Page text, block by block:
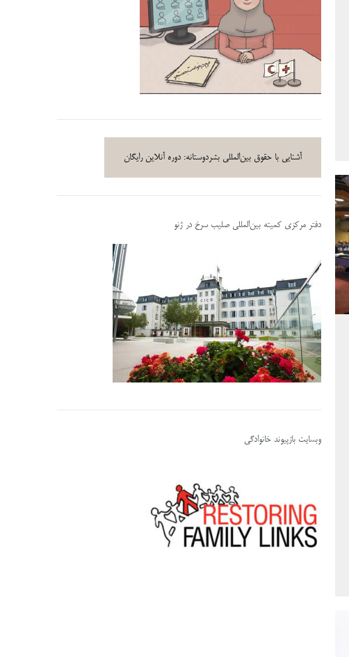
آشنایی با حقوق بین‌المللی بشردوستانه: دوره آنلاین رایگان
دفتر مرکزی کمیته بین‌المللی صلیب سرخ در ژنو
وبسایت بازپیوند خانوادگی